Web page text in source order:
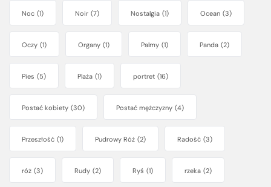
Noc (1) Noir (7) Nostalgia (1) Ocean (3)
Oczy (1) Organy (1) Palmy (1) Panda (2)
Pies (5) Plaża (1) portret (16)
Postać kobiety (30) Postać mężczyzny (4)
Przeszłość (1) Pudrowy Róż (2) Radość (3)
róż (3) Rudy (2) Ryś (1) rzeka (2)